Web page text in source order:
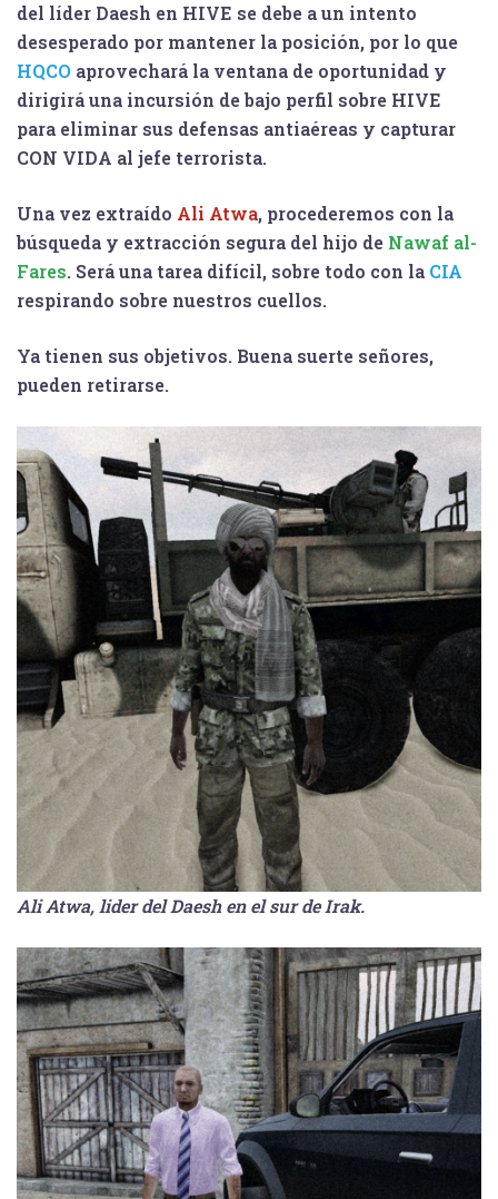
del líder Daesh en HIVE se debe a un intento
desesperado por mantener la posición, por lo que
HQCO aprovechará la ventana de oportunidad y
dirigirá una incursión de bajo perfil sobre HIVE
para eliminar sus defensas antiaéreas y capturar
CON VIDA al jefe terrorista.
Una vez extraído Ali Atwa, procederemos con la
búsqueda y extracción segura del hijo de Nawaf al-
Fares. Será una tarea difícil, sobre todo con la CIA
respirando sobre nuestros cuellos.
Ya tienen sus objetivos. Buena suerte señores,
pueden retirarse.
Ali Atwa, lider del Daesh en el sur de Irak.